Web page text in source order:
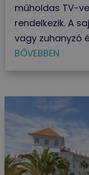
műholdas TV-
rendelkezik. A
vagy zuhanyzó
BŐVEBBEN